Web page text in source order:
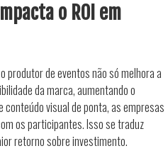
o ROI em
produtor de eventos não só melhora a
da marca, aumentando o
visual de ponta, as empresas
os participantes. Isso se traduz
retorno sobre investimento.